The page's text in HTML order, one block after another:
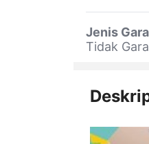
Jenis
Tidak